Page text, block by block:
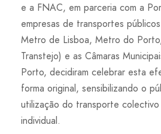
e a FNAC, em parceria com a
empresas de transportes
Metro de Lisboa, Metro do
Transtejo) e as Câmaras
Porto, decidiram celebrar esta
forma original, sensibilizando o
utilização do transporte
individual.